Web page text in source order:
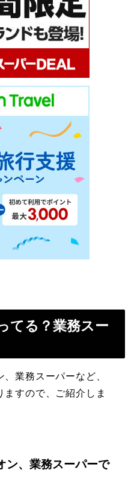
てる？業務スー
業務スーパーなど、
すので、ご紹介しま
ン、業務スーパーで